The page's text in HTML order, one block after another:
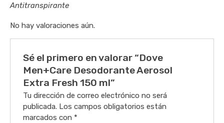
Antitranspirante
No hay valoraciones aún.
Sé el primero en valorar “Dove
Men+Care Desodorante Aerosol
Extra Fresh 150 ml”
Tu dirección de correo electrónico no será
publicada. Los campos obligatorios están
marcados con *